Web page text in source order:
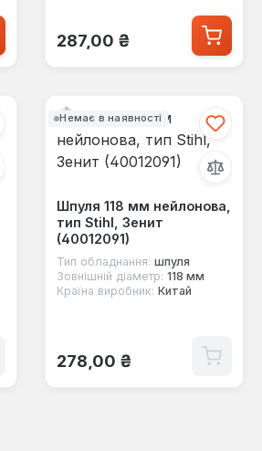
Звичайна ціна:
287,00 ₴
Немає в наявності
Шпуля 118 мм нейлонова,
тип Stihl, Зенит
(40012091)
Тип обладнання: шпуля
Зовнішній діаметр: 118 мм
Країна виробник: Китай
Звичайна ціна:
278,00 ₴